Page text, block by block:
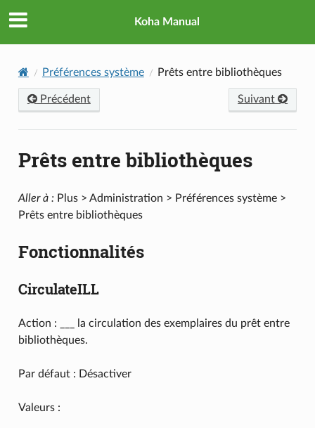
Koha Manual
Préférences système Prêts entre bibliothèques
Précédent Suivant
Prêts entre bibliothèques
Aller à :Plus > Administration > Préférences système >
Prêts entre bibliothèques
Fonctionnalités
CirculateILL
Action : ___ la circulation des exemplaires du prêt entre
bibliothèques.
Par défaut : Désactiver
Valeurs :